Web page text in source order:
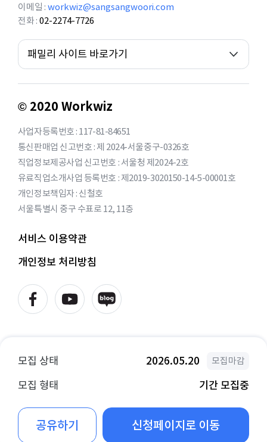
모집 상태 2026.05.20 모집마감
모집 형태 기간 모집중
신청페이지로 이동
공유하기
이메일 workwiz@sangsangwoori.com
전화 02-2274-7726
패밀리 사이트 바로가기
© 2020 Workwiz
사업자등록번호 : 117-81-84651
통신판매업 신고번호 : 제 2024-서울중구-0326호
직업정보제공사업 신고번호 : 서울청 제2024-2호
유료직업소개사업 등록번호 : 제2019-3020150-14-5-00001호
개인정보책임자 : 신철호
서울특별시 중구 수표로 12, 11층
서비스 이용약관
개인정보 처리방침